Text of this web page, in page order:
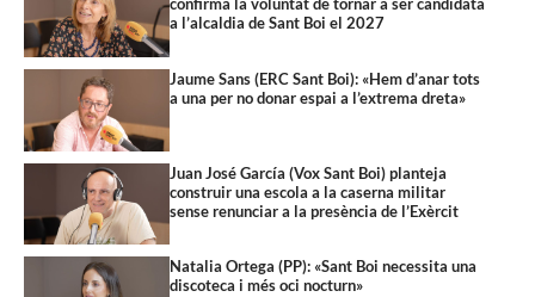
a l’alcaldia de Sant Boi el 2027
Jaume Sans (ERC Sant Boi): «Hem d’anar tots
a una per no donar espai a l’extrema dreta»
Juan José García (Vox Sant Boi) planteja
construir una escola a la caserna militar
sense renunciar a la presència de l’Exèrcit
Natalia Ortega (PP): «Sant Boi necessita una
discoteca i més oci nocturn»